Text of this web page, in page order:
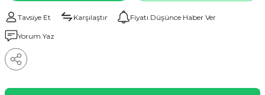
Tavsiye Et Karşılaştır Fiyatı Düşünce Haber Ver
Yorum Yaz